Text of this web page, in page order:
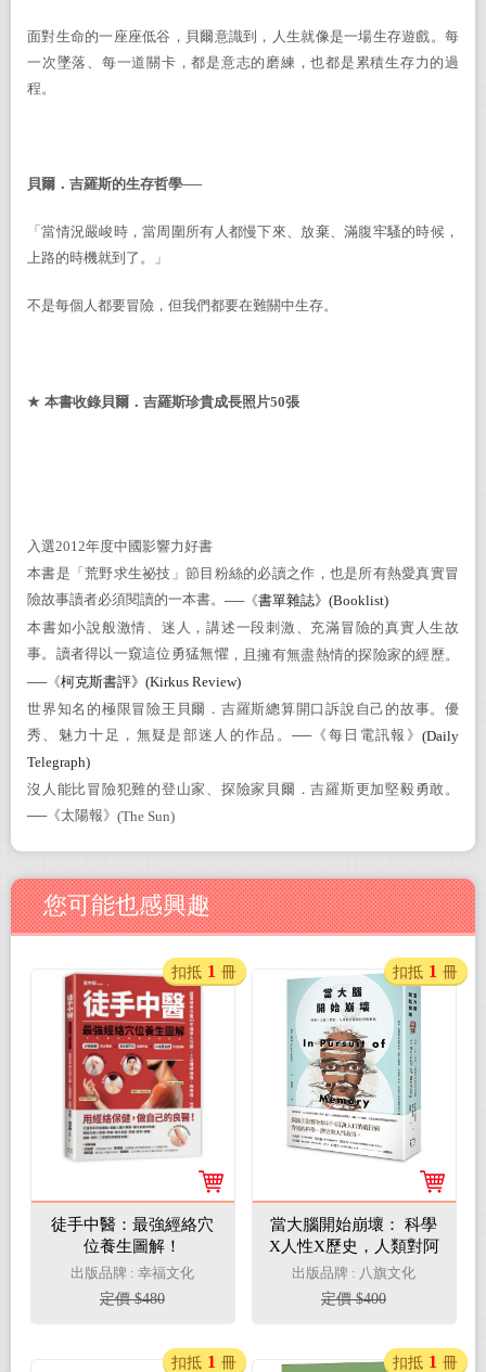
面對生命的一座座低谷，貝爾意識到，人生就像是一場生存遊戲。每
一次墜落、每一道關卡，都是意志的磨練，也都是累積生存力的過
程。
貝爾．吉羅斯的生存哲學──
「當情況嚴峻時，當周圍所有人都慢下來、放棄、滿腹牢騷的時候，
上路的時機就到了。」
不是每個人都要冒險，但我們都要在難關中生存。
★ 本書收錄貝爾．吉羅斯珍貴成長照片50張
入選2012年度中國影響力好書
本書是「荒野求生祕技」節目粉絲的必讀之作，也是所有熱愛真實冒
險故事讀者必須閱讀的一本書。 ──《書單雜誌》 (Booklist)
本書如小說般激情、迷人，講述一段刺激、充滿冒險的真實人生故
事。讀者得以一窺這位勇猛無懼，且擁有無盡熱情的探險家的經歷。
──《柯克斯書評》 (Kirkus Review)
世界知名的極限冒險王 貝爾．吉羅斯總算開口訴說自己的故事。優
秀、魅力十足，無疑是部迷人的作品。──《每日電訊報》 (Daily
Telegraph)
沒人能比冒險犯難的登山家、探險家 貝爾．吉羅斯更加堅毅勇敢。
──《太陽報》 (The Sun)
您可能也感興趣
徒手中醫：最強經絡穴
位養生圖解！
出版品牌 : 幸福文化
定價 $480
扣抵 1 冊
當大腦開始崩壞： 科學
X人性X歷史，人類對阿
茲海默症的奮戰
出版品牌 : 八旗文化
定價 $400
扣抵 1 冊
扣抵 1 冊 扣抵 1 冊